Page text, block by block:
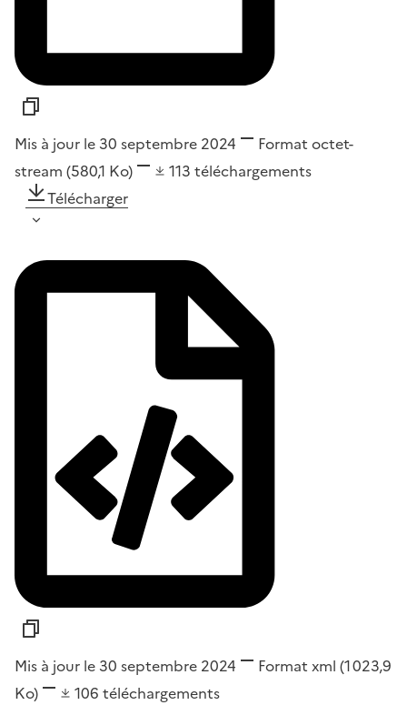
Mis à jour le 30 septembre 2024 Format octet-
stream (580,1 Ko) 113 téléchargements
Télécharger
Mis à jour le 30 septembre 2024 Format xml (1 023,9
Ko)
106 téléchargements